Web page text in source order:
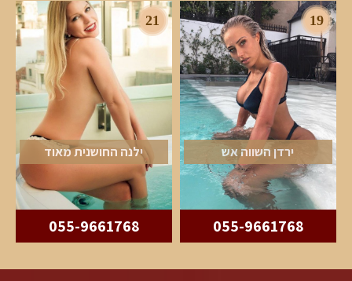
19
ירדן השווה אש
055-9661768
21
ילנה החושנית מאוד
055-9661768